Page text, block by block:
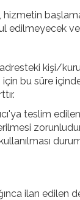
edilmeyecek
kişi/
için bu süre
teslim
ilan edilen